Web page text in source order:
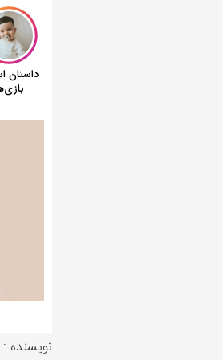
نویسنده :